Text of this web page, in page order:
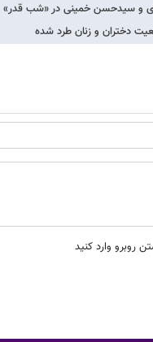
و سیدحسن خمینی در «شب قدر»
دختران و زنان طرد شده
روبرو وارد کنید